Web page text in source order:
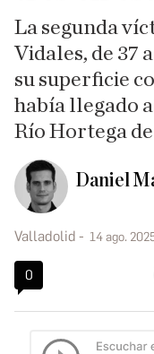
La segunda
Vidales, de 37
su superficie
había llegado
Río Hortega
Daniel
Valladolid 14 ago.
0